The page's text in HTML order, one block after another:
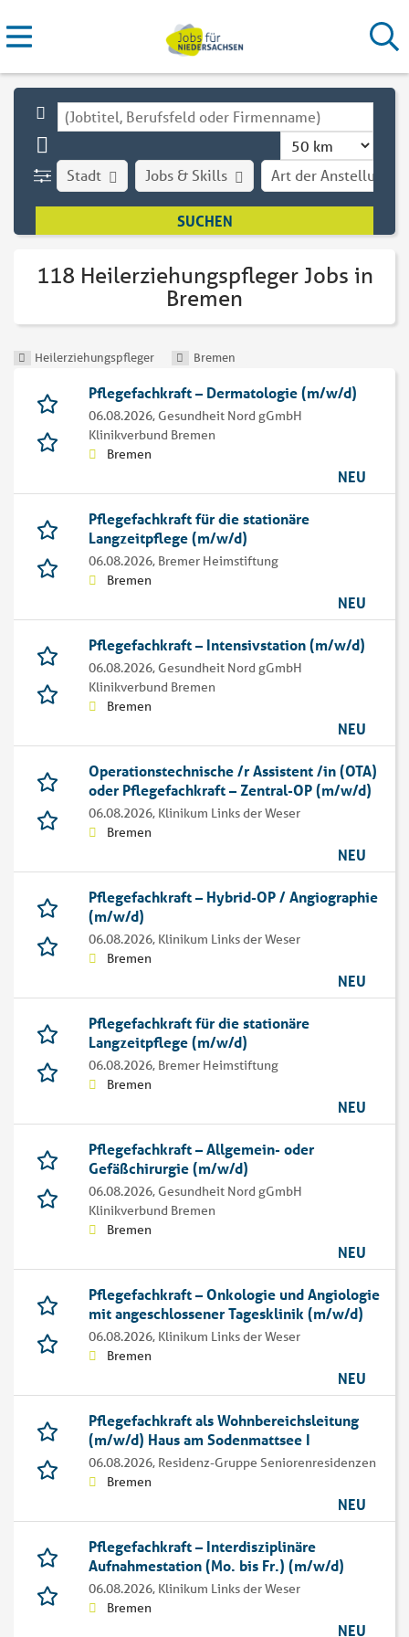
Stadt Art der Anstellung
Jobs & Skills
118 Heilerziehungspfleger Jobs in
Bremen
Heilerziehungspfleger Bremen
Pflegefachkraft – Dermatologie (m/w/d)
06.08.2026, Gesundheit Nord gGmbH
Klinikverbund Bremen
Bremen
NEU
Pflegefachkraft für die stationäre
Langzeitpflege (m/w/d)
06.08.2026, Bremer Heimstiftung
Bremen
NEU
Pflegefachkraft – Intensivstation (m/w/d)
06.08.2026, Gesundheit Nord gGmbH
Klinikverbund Bremen
Bremen
NEU
Operationstechnische /r Assistent /in (OTA)
oder Pflegefachkraft – Zentral-OP (m/w/d)
06.08.2026, Klinikum Links der Weser
Bremen
NEU
Pflegefachkraft – Hybrid-OP / Angiographie
(m/w/d)
06.08.2026, Klinikum Links der Weser
Bremen
NEU
Pflegefachkraft für die stationäre
Langzeitpflege (m/w/d)
06.08.2026, Bremer Heimstiftung
Bremen
NEU
Pflegefachkraft – Allgemein- oder
Gefäßchirurgie (m/w/d)
06.08.2026, Gesundheit Nord gGmbH
Klinikverbund Bremen
Bremen
NEU
Pflegefachkraft – Onkologie und Angiologie
mit angeschlossener Tagesklinik (m/w/d)
06.08.2026, Klinikum Links der Weser
Bremen
NEU
Pflegefachkraft als Wohnbereichsleitung
(m/w/d) Haus am Sodenmattsee I
06.08.2026, Residenz-Gruppe Seniorenresidenzen
Bremen
NEU
Pflegefachkraft – Interdisziplinäre
Aufnahmestation (Mo. bis Fr.) (m/w/d)
06.08.2026, Klinikum Links der Weser
Bremen
NEU